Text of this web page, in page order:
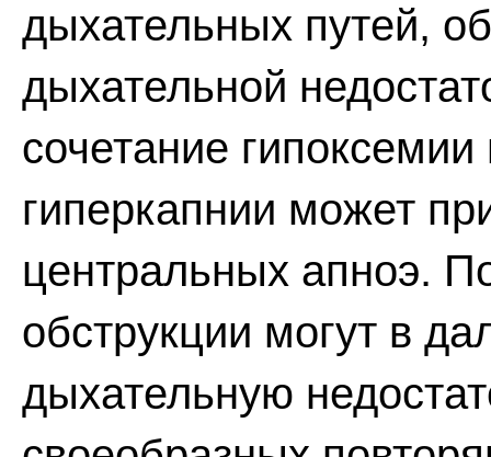
дыхательных путей,
дыхательной
сочетание
гиперкапнии может
центральных апноэ.
обструкции могут в
дыхательную